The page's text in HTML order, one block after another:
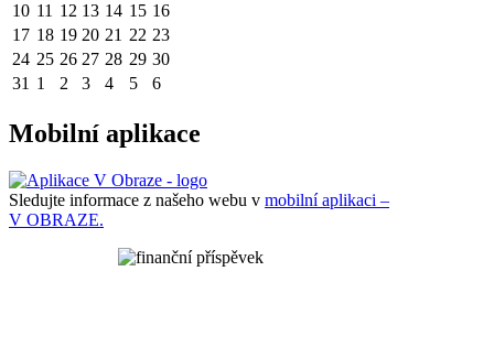
10 11 12 13 14 15 16
17 18 19 20 21 22 23
24 25 26 27 28 29 30
31 1 2 3 4 5 6
Mobilní aplikace
Sledujte informace z našeho webu v mobilní aplikaci –
V OBRAZE.